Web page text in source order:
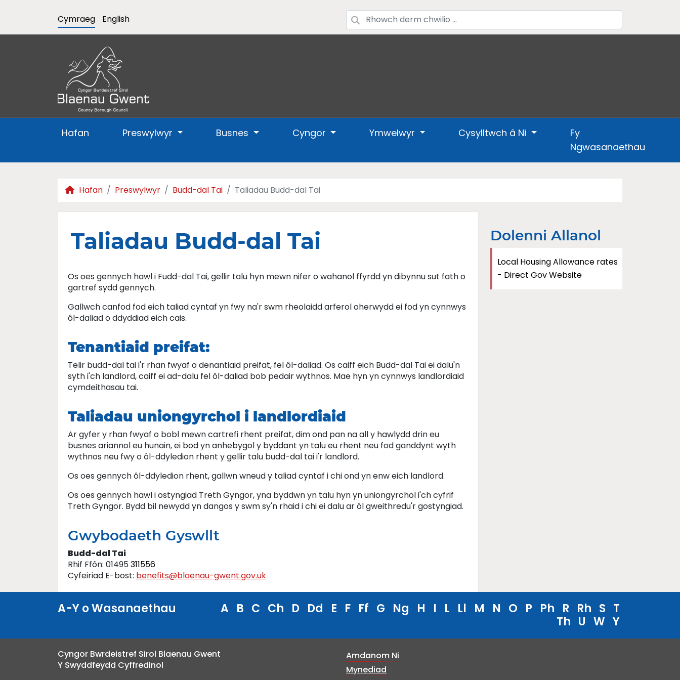
Cymraeg English
Hafan Preswylwyr Busnes Cyngor Ymwelwyr Cysylltwch â Ni
Fy
Ngwasanaethau
Hafan Preswylwyr Budd-dal Tai Taliadau Budd-dal Tai
Taliadau Budd-dal Tai
Os oes gennych hawl i Fudd-dal Tai, gellir talu hyn mewn nifer o wahanol ffyrdd yn dibynnu sut fath o
gartref sydd gennych.
Gallwch canfod fod eich taliad cyntaf yn fwy na'r swm rheolaidd arferol oherwydd ei fod yn cynnwys
ôl-daliad o ddyddiad eich cais.
Tenantiaid preifat:
Telir budd-dal tai i'r rhan fwyaf o denantiaid preifat, fel ôl-daliad. Os caiff eich Budd-dal Tai ei dalu'n
syth i'ch landlord, caiff ei ad-dalu fel ôl-daliad bob pedair wythnos. Mae hyn yn cynnwys landlordiaid
cymdeithasau tai.
Taliadau uniongyrchol i landlordiaid
Ar gyfer y rhan fwyaf o bobl mewn cartrefi rhent preifat, dim ond pan na all y hawlydd drin eu
busnes ariannol eu hunain, ei bod yn anhebygol y byddant yn talu eu rhent neu fod ganddynt wyth
wythnos neu fwy o ôl-ddyledion rhent y gellir talu budd-dal tai i'r landlord.
Os oes gennych ôl-ddyledion rhent, gallwn wneud y taliad cyntaf i chi ond yn enw eich landlord.
Os oes gennych hawl i ostyngiad Treth Gyngor, yna byddwn yn talu hyn yn uniongyrchol i'ch cyfrif
Treth Gyngor. Bydd bil newydd yn dangos y swm sy'n rhaid i chi ei dalu ar ôl gweithredu'r gostyngiad.
Gwybodaeth Gyswllt
Budd-dal Tai
Rhif Ffôn: 01495311556
Cyfeiriad E-bost: benefits@blaenau-gwent.gov.uk
Dolenni Allanol
Local Housing Allowance rates
- Direct Gov Website
A-Y o Wasanaethau A B C Ch D Dd E F Ff G Ng H I L Ll M N O P Ph R Rh S T
Th U W Y
Cyngor Bwrdeistref Sirol Blaenau Gwent
Y Swyddfeydd Cyffredinol
Amdanom Ni
Mynediad